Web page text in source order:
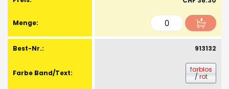
913132
farblos
/rot